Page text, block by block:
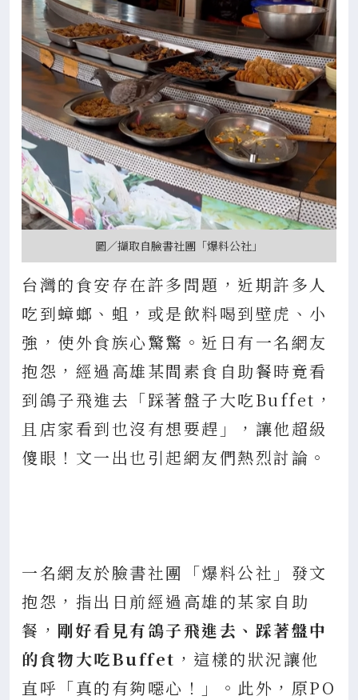
圖／擷取自臉書社團「爆料公社」
台灣的食安存在許多問題，近期許多人
吃到蟑螂、蛆，或是飲料喝到壁虎、小
強，使外食族心驚驚。近日有一名網友
抱怨，經過高雄某間素食自助餐時竟看
到鴿子飛進去「踩著盤子大吃Buffet，
且店家看到也沒有想要趕」，讓他超級
傻眼！文一出也引起網友們熱烈討論。
一名網友於臉書社團「爆料公社」發文
抱怨，指出日前經過高雄的某家自助
餐， 剛好看見有鴿子飛進去、踩著盤中
的食物大吃Buffet ，這樣的狀況讓他
直呼「真的有夠噁心！」。此外，原PO